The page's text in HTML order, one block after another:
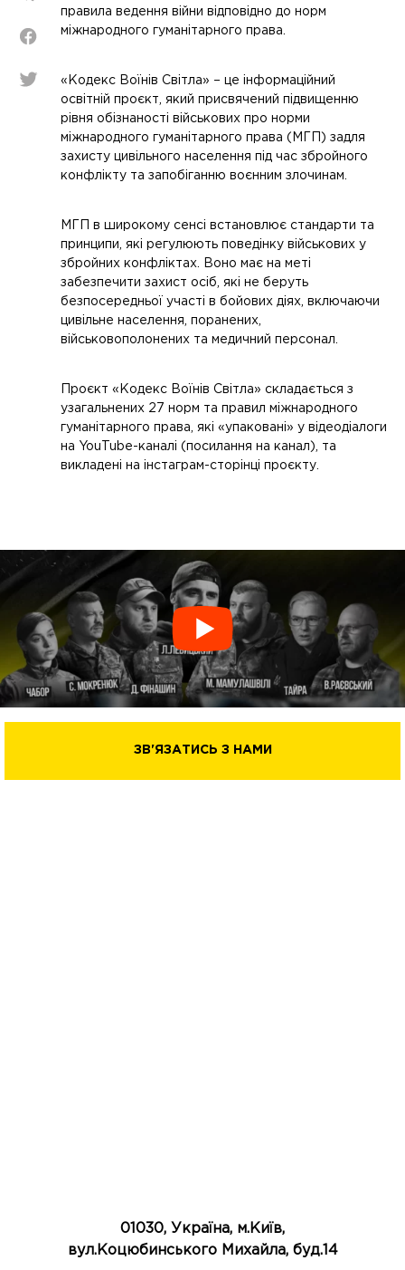
правила ведення війни відповідно до норм
міжнародного гуманітарного права.
«Кодекс Воїнів Світла» – це інформаційний
освітній проєкт, який присвячений підвищенню
рівня обізнаності військових про норми
міжнародного гуманітарного права (МГП) задля
захисту цивільного населення під час збройного
конфлікту та запобіганню воєнним злочинам.
МГП в широкому сенсі встановлює стандарти та
принципи, які регулюють поведінку військових у
збройних конфліктах. Воно має на меті
забезпечити захист осіб, які не беруть
безпосередньої участі в бойових діях, включаючи
цивільне населення, поранених,
військовополонених та медичний персонал.
Проєкт «Кодекс Воїнів Світла» складається з
узагальнених 27 норм та правил міжнародного
гуманітарного права, які «упаковані» у відеодіалоги
на YouTube-каналі (посилання на канал), та
викладені на інстаграм-сторінці проєкту.
ЗВ'ЯЗАТИСЬ З НАМИ
01030, Україна, м.Київ,
вул.Коцюбинського Михайла, буд.14